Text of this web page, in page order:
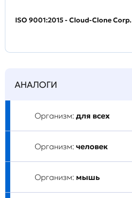
ISO 9001:2015 - Cloud-Clone Corp.
АНАЛОГИ
Организм: для всех
Организм: человек
Организм: мышь